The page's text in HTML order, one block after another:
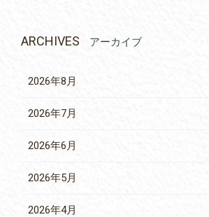
ARCHIVES アーカイブ
2026年8月
2026年7月
2026年6月
2026年5月
2026年4月